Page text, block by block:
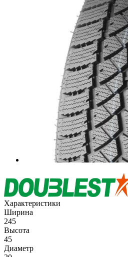
Характеристики
Ширина
245
Высота
45
Диаметр